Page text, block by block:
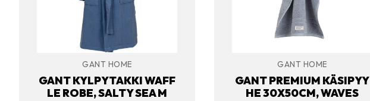
GANT HOME
GANT KYLPYTAKKI WAFF
LE ROBE, SALTY SEA M
GANT HOME
GANT PREMIUM KÄSIPYY
HE 30X50CM, WAVES